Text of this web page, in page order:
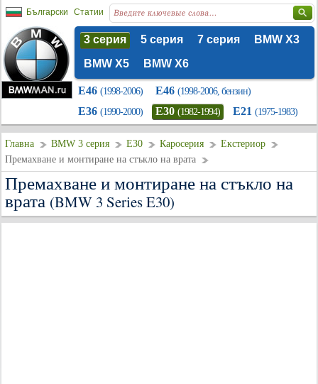
Български Статии
3 серия 5 серия 7 серия
BMW X3
BMW X5
BMW X6
E46 (1998-2006) E46 (1998-2006, бензин)
E36 (1990-2000) E30 (1982-1994) E21 (1975-1983)
Главна BMW 3 серия E30 Каросерия
Екстериор
Премахване и монтиране на стъкло на врата
Премахване и монтиране на стъкло на
врата (BMW 3 Series E30)